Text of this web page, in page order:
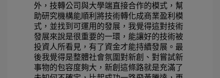
外，技轉公司與大學端直接合作的模式，幫
助研究機構能順利將技術轉化成商業盈利模
式，並找到可運用的發展，我覺得這對技術
發展來說是很重要的一環，能讓好的技術被
投資人所看見，有了資金才能持續發展。最
後我覺得是整體社會氛圍對新創、對嘗試新
事物的包容度夠大，新創這條路就是充滿了